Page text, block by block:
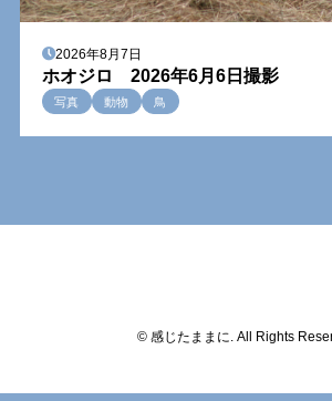
2026年8月7日
ホオジロ 2026年6月6日撮影
写真 動物 鳥
© 感じたままに. All Rights